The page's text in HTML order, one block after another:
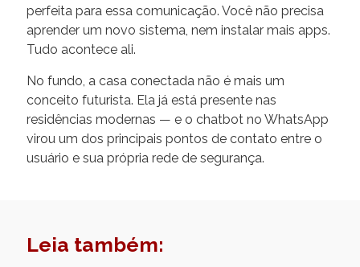
perfeita para essa comunicação. Você não precisa
aprender um novo sistema, nem instalar mais apps.
Tudo acontece ali.
No fundo, a casa conectada não é mais um
conceito futurista. Ela já está presente nas
residências modernas — e o chatbot no WhatsApp
virou um dos principais pontos de contato entre o
usuário e sua própria rede de segurança.
Leia também: